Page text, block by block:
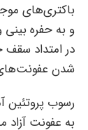
باکتری‌های
و به حفره بینی
در امتداد سقف
شدن
رسوب پروتئین
به عفونت آزاد